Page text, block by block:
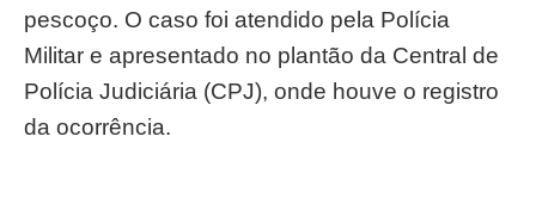
pescoço. O caso foi atendido pela Polícia
Militar e apresentado no plantão da Central de
Polícia Judiciária (CPJ), onde houve o registro
da ocorrência.